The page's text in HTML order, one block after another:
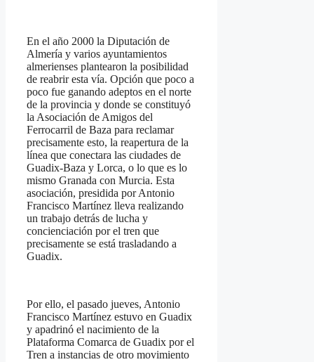
En el año 2000 la Diputación de
Almería y varios ayuntamientos
almerienses plantearon la posibilidad
de reabrir esta vía. Opción que poco a
poco fue ganando adeptos en el norte
de la provincia y donde se constituyó
la Asociación de Amigos del
Ferrocarril de Baza para reclamar
precisamente esto, la reapertura de la
línea que conectara las ciudades de
Guadix-Baza y Lorca, o lo que es lo
mismo Granada con Murcia. Esta
asociación, presidida por Antonio
Francisco Martínez lleva realizando
un trabajo detrás de lucha y
concienciación por el tren que
precisamente se está trasladando a
Guadix.
Por ello, el pasado jueves, Antonio
Francisco Martínez estuvo en Guadix
y apadrinó el nacimiento de la
Plataforma Comarca de Guadix por el
Tren a instancias de otro movimiento